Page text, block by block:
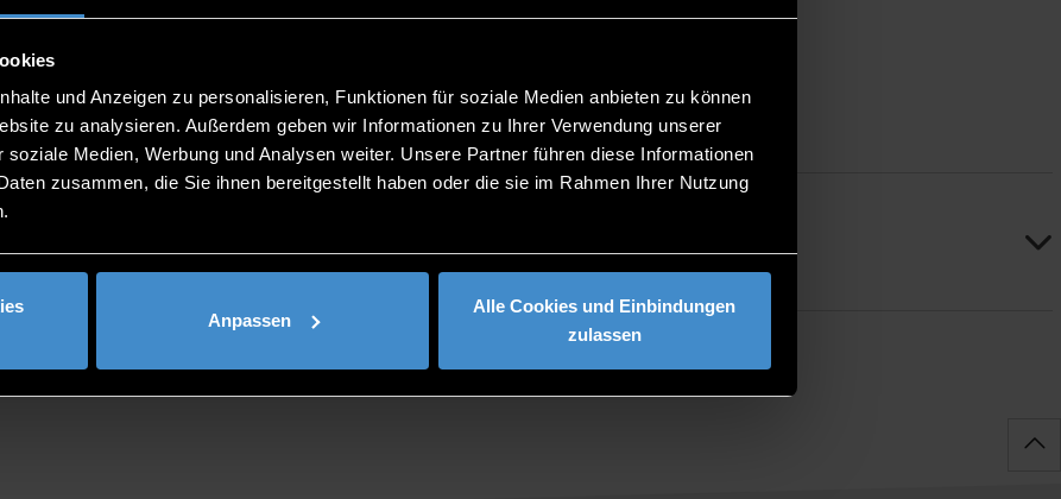
und Anzeigen zu personalisieren, Funktionen für soziale Medien anbieten zu können
zu analysieren. Außerdem geben wir Informationen zu Ihrer Verwendung unserer
Medien, Werbung und Analysen weiter. Unsere Partner führen diese Informationen
zusammen, die Sie ihnen bereitgestellt haben oder die sie im Rahmen Ihrer Nutzung
Anpassen
Alle Cookies und Einbindungen
zulassen
0991/3615-731